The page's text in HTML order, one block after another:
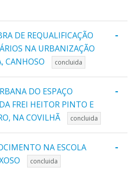
-
DE REQUALIFICAÇÃO
NA URBANIZAÇÃO
CANHOSO
concluida
-
DO ESPAÇO
FREI HEITOR PINTO E
NA COVILHÃ
concluida
-
NA ESCOLA
concluida